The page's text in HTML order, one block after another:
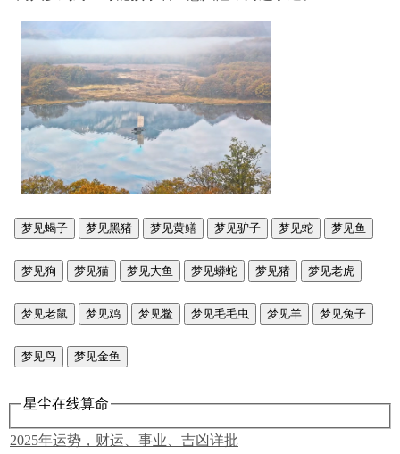
梦见蝎子 梦见黑猪 梦见黄鳝 梦见驴子 梦见蛇 梦见鱼
梦见狗 梦见猫 梦见大鱼 梦见蟒蛇 梦见猪 梦见老虎
梦见老鼠 梦见鸡 梦见鳖 梦见毛毛虫 梦见羊 梦见兔子
梦见鸟 梦见金鱼
星尘在线算命
2025年运势，财运、事业、吉凶详批